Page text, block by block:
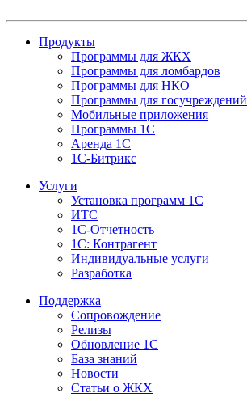
Продукты
Программы для ЖКХ
Программы для ломбардов
Программы для НКО
Программы для госучреждений
Мобильные приложения
Программы 1С
Аренда 1С
1С-Битрикс
Услуги
Установка программ 1С
ИТС
1С-Отчетность
1С: Контрагент
Индивидуальные услуги
Разработка
Поддержка
Сопровождение
Релизы
Обновление 1С
База знаний
Новости
Статьи о ЖКХ